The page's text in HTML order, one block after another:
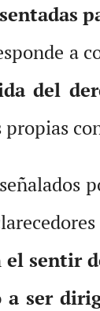
a
del
el sentir
ser